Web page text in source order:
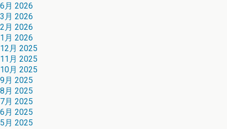
6月 2026
3月 2026
2月 2026
1月 2026
12月 2025
11月 2025
10月 2025
9月 2025
8月 2025
7月 2025
6月 2025
5月 2025